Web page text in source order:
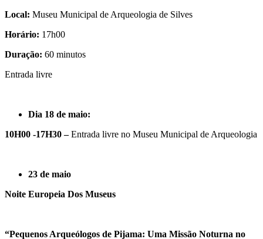
Local: Museu Municipal de Arqueologia de Silves
Horário: 17h00
Duração: 60 minutos
Entrada livre
Dia 18 de maio:
10H00 -17H30 –Entrada livre no Museu Municipal de Arqueologia
23 de maio
Noite Europeia Dos Museus
“Pequenos Arqueólogos de Pijama: Uma Missão Noturna no